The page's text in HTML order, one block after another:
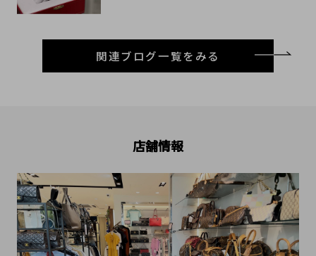
関連ブログ一覧をみる
店舗情報